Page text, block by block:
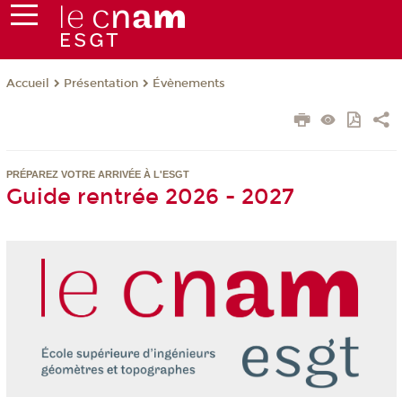
Accueil Présentation Évènements
PRÉPAREZ VOTRE ARRIVÉE À L'ESGT
Guide rentrée 2026 - 2027